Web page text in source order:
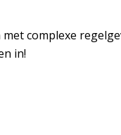
complexe
in!